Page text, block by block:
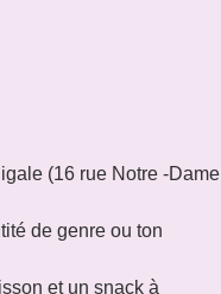
(16 rue Notre -Dame
de genre ou ton
et un snack à